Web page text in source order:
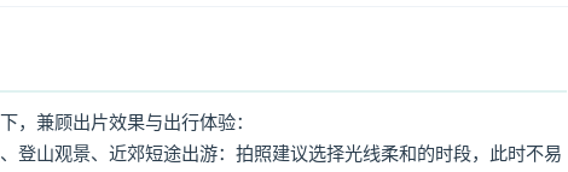
，兼顾出片效果与出行体验：
登山观景、近郊短途出游：拍照建议选择光线柔和的时段，此时不易